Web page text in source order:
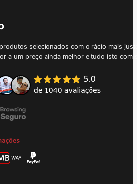
selecionados com o rácio mais
a um preço ainda melhor e tudo isto